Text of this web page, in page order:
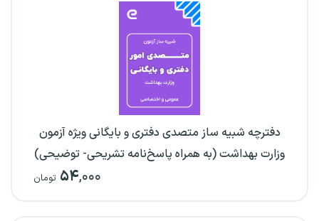
دفترچه شبیه ساز متصدی دفتری و بایگانی ویژه آزمون
وزارت بهداشت (به همراه پاسخ‌نامه تشریحی- توضیحی)
۵۴,۰۰۰ تومان